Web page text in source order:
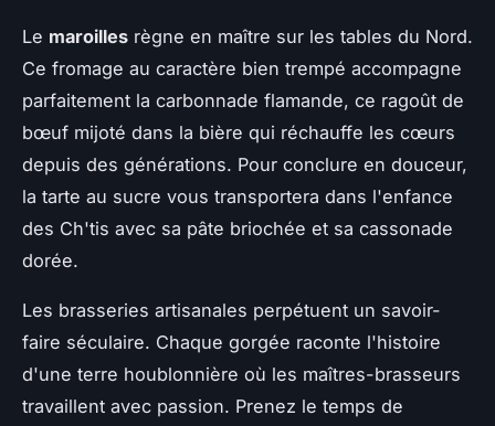
Le maroilles règne en maître sur les tables du Nord.
Ce fromage au caractère bien trempé accompagne
parfaitement la carbonnade flamande, ce ragoût de
bœuf mijoté dans la bière qui réchauffe les cœurs
depuis des générations. Pour conclure en douceur,
la tarte au sucre vous transportera dans l'enfance
des Ch'tis avec sa pâte briochée et sa cassonade
dorée.
Les brasseries artisanales perpétuent un savoir-
faire séculaire. Chaque gorgée raconte l'histoire
d'une terre houblonnière où les maîtres-brasseurs
travaillent avec passion. Prenez le temps de